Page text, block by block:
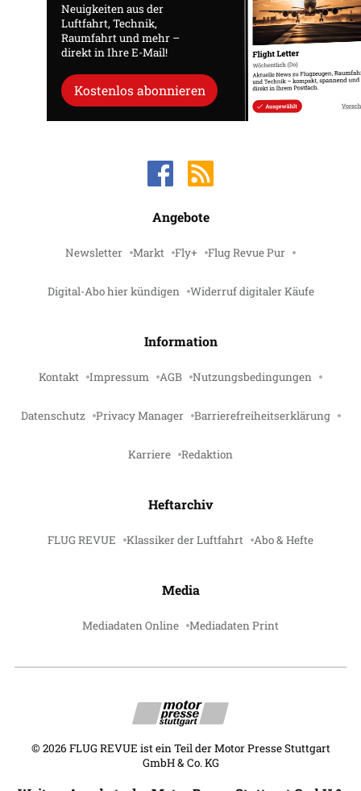
Neuigkeiten aus der
Luftfahrt, Technik,
Raumfahrt und mehr –
direkt in Ihre E-Mail!
Kostenlos abonnieren
Angebote
Newsletter Markt Fly+ Flug Revue Pur
Digital-Abo hier kündigen Widerruf digitaler Käufe
Information
Kontakt Impressum AGB Nutzungsbedingungen
Datenschutz Privacy Manager Barrierefreiheitserklärung
Karriere Redaktion
Heftarchiv
FLUG REVUE Klassiker der Luftfahrt Abo & Hefte
Media
Mediadaten Online Mediadaten Print
© 2026 FLUG REVUE ist ein Teil der Motor Presse Stuttgart
GmbH & Co. KG